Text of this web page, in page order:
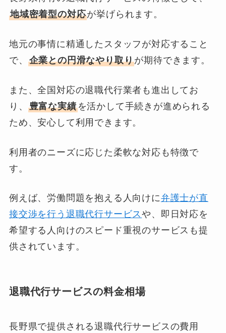
地域密着型の対応が挙げられます。
地元の事情に精通したスタッフが対応すること
で、 企業との円滑なやり取りが期待できます。
また、全国対応の退職代行業者も進出してお
り、 豊富な実績を活かして手続きが進められる
ため、安心して利用できます。
利用者のニーズに応じた柔軟な対応も特徴で
す。
例えば、労働問題を抱える人向けに弁護士が直
接交渉を行う退職代行サービスや、即日対応を
希望する人向けのスピード重視のサービスも提
供されています。
退職代行サービスの料金相場
長野県で提供される退職代行サービスの費用